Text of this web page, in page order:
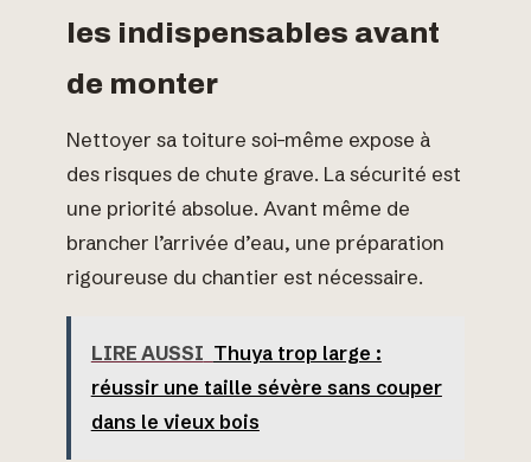
les indispensables avant
de monter
Nettoyer sa toiture soi-même expose à
des risques de chute grave. La sécurité est
une priorité absolue. Avant même de
brancher l’arrivée d’eau, une préparation
rigoureuse du chantier est nécessaire.
LIRE AUSSI Thuya trop large :
réussir une taille sévère sans couper
dans le vieux bois